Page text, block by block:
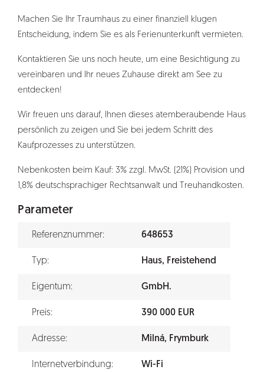
Machen Sie Ihr Traumhaus zu einer finanziell klugen
Entscheidung, indem Sie es als Ferienunterkunft vermieten.
Kontaktieren Sie uns noch heute, um eine Besichtigung zu
vereinbaren und Ihr neues Zuhause direkt am See zu
entdecken!
Wir freuen uns darauf, Ihnen dieses atemberaubende Haus
persönlich zu zeigen und Sie bei jedem Schritt des
Kaufprozesses zu unterstützen.
Nebenkosten beim Kauf: 3% zzgl. MwSt. (21%) Provision und
1,8% deutschsprachiger Rechtsanwalt und Treuhandkosten.
Parameter
Referenznummer: 648653
Typ: Haus, Freistehend
Eigentum: GmbH.
Preis: 390 000 EUR
Adresse: Milná, Frymburk
Internetverbindung: Wi-Fi